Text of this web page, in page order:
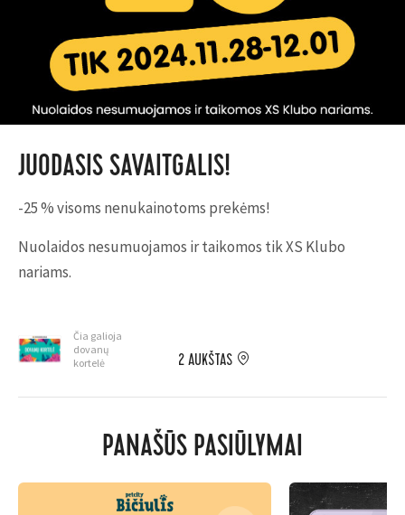
JUODASIS SAVAITGALIS!
-25 % visoms nenukainotoms prekėms!
Nuolaidos nesumuojamos ir taikomos tik XS Klubo
nariams.
Čia galioja
dovanų
kortelė
2 AUKŠTAS
PANAŠŪS PASIŪLYMAI